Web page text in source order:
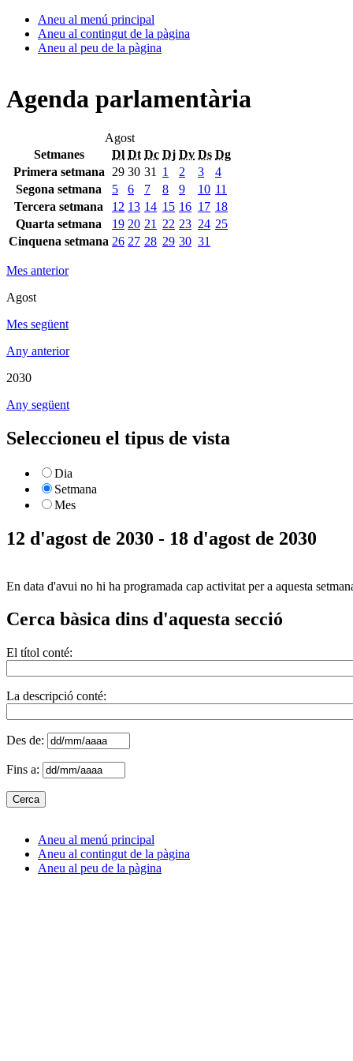
Aneu al menú principal
Aneu al contingut de la pàgina
Aneu al peu de la pàgina
Agenda parlamentària
Agost
Setmanes
Dl Dt Dc Dj Dv Ds Dg
Primera setmana
29 30 31 1 2 3
4
Segona setmana
5 6 7 8 9 10 11
Tercera setmana
12 13 14 15 16 17 18
Quarta setmana
19 20 21 22 23 24 25
Cinquena setmana 26 27 28 29 30 31
Mes anterior
Agost
Mes següent
Any anterior
2030
Any següent
Seleccioneu el tipus de vista
Dia
Setmana
Mes
12 d'agost de 2030 - 18 d'agost de 2030
En data d'avui no hi ha programada cap activitat per a aquesta
Cerca bàsica dins d'aquesta secció
El títol conté:
La descripció conté:
Des de:
Fins a:
Aneu al menú principal
Aneu al contingut de la pàgina
Aneu al peu de la pàgina